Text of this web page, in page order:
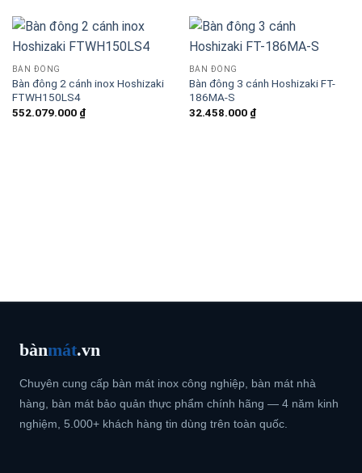
BÀN ĐÔNG
Bàn đông 2 cánh inox Hoshizaki
FTWH150LS4
552.079.000 ₫
BÀN ĐÔNG
Bàn đông 3 cánh Hoshizaki FT-
186MA-S
32.458.000 ₫
bànmát.vn
Chuyên cung cấp bàn mát inox công nghiệp, bàn mát nhà
hàng, bàn mát bảo quản thực phẩm chính hãng — 4 năm kinh
nghiệm, 5.000+ khách hàng tin dùng trên toàn quốc.